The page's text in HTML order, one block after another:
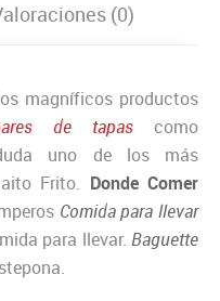
(0)
magníficos productos
de tapascomo
uno de los más
Frito. Donde Comer
Comida para llevar
para llevar.Baguette